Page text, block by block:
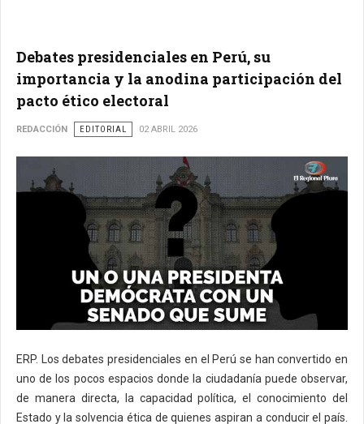
Debates presidenciales en Perú, su
importancia y la anodina participación del
pacto ético electoral
REDACCIÓN EDITORIAL 02 ABRIL 2026
ERP. Los debates presidenciales en el Perú se han convertido en
uno de los pocos espacios donde la ciudadanía puede observar,
de manera directa, la capacidad política, el conocimiento del
Estado y la solvencia ética de quienes aspiran a conducir el país.